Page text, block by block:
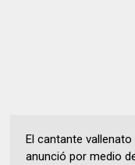
El cantante
anunció por medio